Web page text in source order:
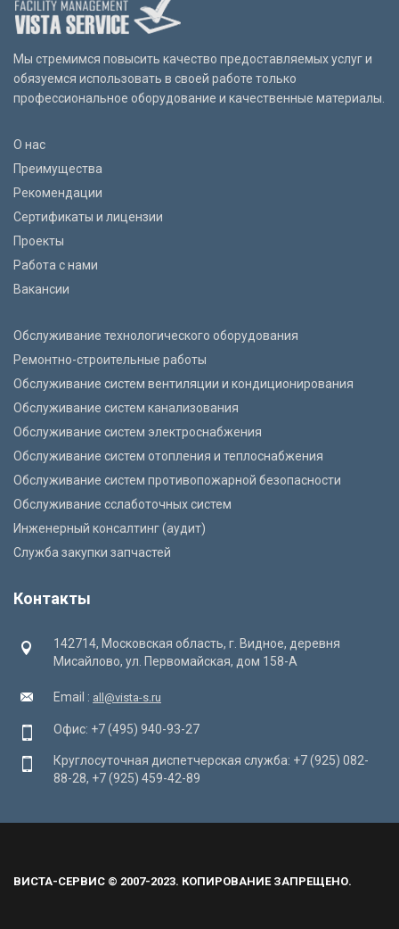
Мы стремимся повысить качество предоставляемых услуг и
обязуемся использовать в своей работе только
профессиональное оборудование и качественные материалы.
О нас
Преимущества
Рекомендации
Сертификаты и лицензии
Проекты
Работа с нами
Вакансии
Обслуживание технологического оборудования
Ремонтно-строительные работы
Обслуживание систем вентиляции и кондиционирования
Обслуживание систем канализования
Обслуживание систем электроснабжения
Обслуживание систем отопления и теплоснабжения
Обслуживание систем противопожарной безопасности
Обслуживание cслаботочных систем
Инженерный консалтинг (аудит)
Служба закупки запчастей
Контакты
142714, Московская область, г. Видное, деревня
Мисайлово, ул. Первомайская, дом 158-А
Email : all@vista-s.ru
Офис: +7 (495) 940-93-27
Круглосуточная диспетчерская служба: +7 (925) 082-
88-28, +7 (925) 459-42-89
ВИСТА-СЕРВИС © 2007-2023. КОПИРОВАНИЕ ЗАПРЕЩЕНО.